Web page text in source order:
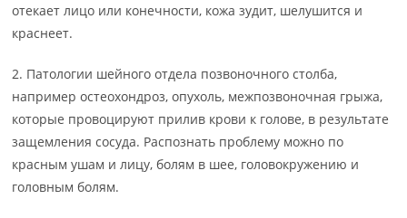
отекает лицо или конечности, кожа зудит, шелушится и
краснеет.
2. Патологии шейного отдела позвоночного столба,
например остеохондроз, опухоль, межпозвоночная грыжа,
которые провоцируют прилив крови к голове, в результате
защемления сосуда. Распознать проблему можно по
красным ушам и лицу, болям в шее, головокружению и
головным болям.